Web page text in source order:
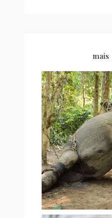
mais
CARTA
ACTIVISTA
QUE